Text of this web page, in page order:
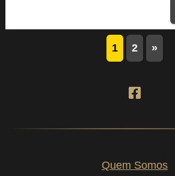
1 2 »
Quem Somos